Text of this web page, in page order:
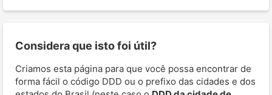
Considera que isto foi útil?
Criamos esta página para que você possa encontrar de
forma fácil o código DDD ou o prefixo das cidades e dos